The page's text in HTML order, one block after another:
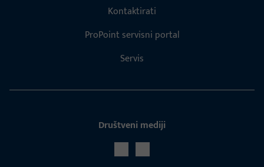
Kontaktirati
ProPoint servisni portal
Servis
Društveni mediji